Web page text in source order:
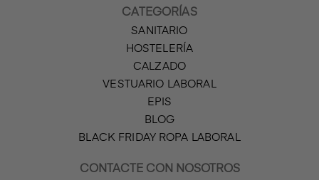
CATEGORÍAS
SANITARIO
HOSTELERÍA
CALZADO
VESTUARIO LABORAL
EPIS
BLOG
BLACK FRIDAY ROPA LABORAL
CONTACTE CON NOSOTROS